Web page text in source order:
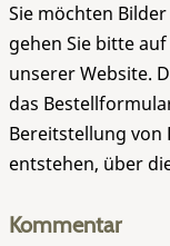
Sie möchten
gehen Sie bitte
unserer Website.
das
Bereitstellung von
entstehen, über
Kommentar